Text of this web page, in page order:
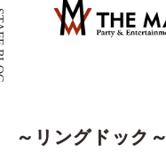
～リングドック～